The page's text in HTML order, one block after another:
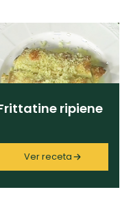
Limpiar
ripiene
Ver receta